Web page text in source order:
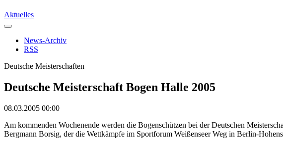
Aktuelles
News-Archiv
RSS
Deutsche Meisterschaften
Deutsche Meisterschaft Bogen Halle 2005
08.03.2005 00:00
Am kommenden Wochenende werden die Bogenschützen bei der Deutschen
Bergmann Borsig, der die Wettkämpfe im Sportforum Weißenseer Weg in Berlin-